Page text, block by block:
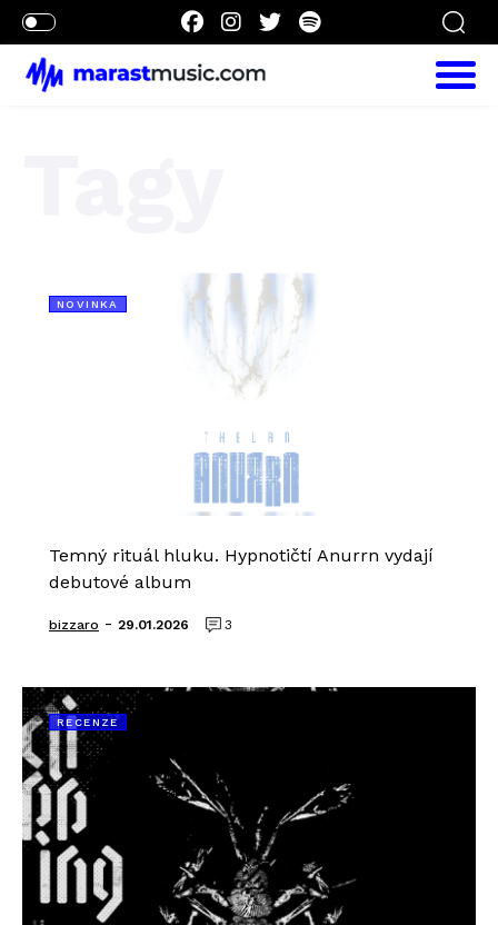
NOVINKA
Temný rituál hluku. Hypnotičtí Anurrn vydají
debutové album
bizzaro - 29.01.2026 3
RECENZE